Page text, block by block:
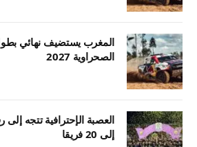
المغرب يستضيف نهائي
الصحراوية 2027
العصبة الإحترافية تتجه إلى
إلى 20 فريقا